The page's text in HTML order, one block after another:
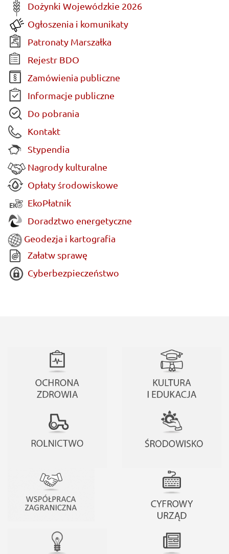
Dożynki Wojewódzkie 2026
Ogłoszenia i komunikaty
Patronaty Marszałka
Rejestr BDO
Zamówienia publiczne
Informacje publiczne
Do pobrania
Kontakt
Stypendia
Nagrody kulturalne
Opłaty środowiskowe
EkoPłatnik
Doradztwo energetyczne
Geodezja i kartografia
Załatw sprawę
Cyberbezpieczeństwo